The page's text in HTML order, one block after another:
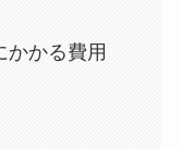
かかる費用